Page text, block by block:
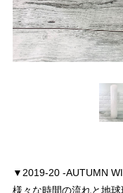
▼2019-20 -AUTUMN
様々な時間の流れと地